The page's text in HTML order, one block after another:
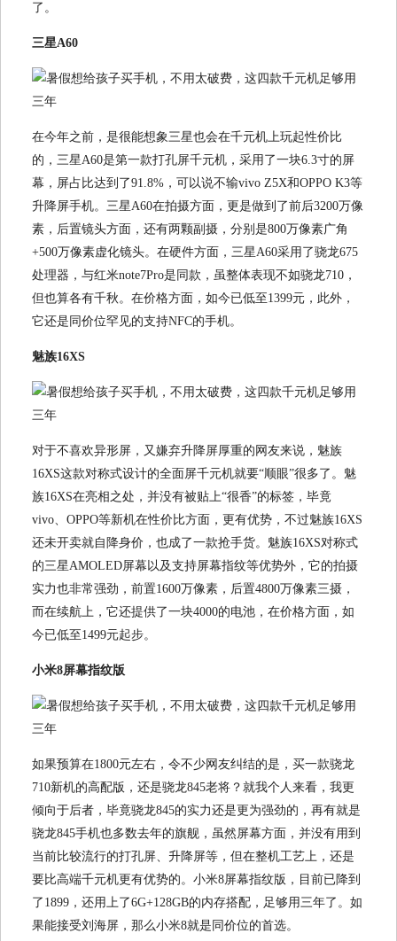
了。
三星A60
在今年之前，是很能想象三星也会在千元机上玩起性价比
的，三星A60是第一款打孔屏千元机，采用了一块6.3寸的屏
幕，屏占比达到了91.8%，可以说不输vivo Z5X和OPPO K3等
升降屏手机。三星A60在拍摄方面，更是做到了前后3200万像
素，后置镜头方面，还有两颗副摄，分别是800万像素广角
+500万像素虚化镜头。在硬件方面，三星A60采用了骁龙675
处理器，与红米note7Pro是同款，虽整体表现不如骁龙710，
但也算各有千秋。在价格方面，如今已低至1399元，此外，
它还是同价位罕见的支持NFC的手机。
魅族16XS
对于不喜欢异形屏，又嫌弃升降屏厚重的网友来说，魅族
16XS这款对称式设计的全面屏千元机就要“顺眼”很多了。魅
族16XS在亮相之处，并没有被贴上“很香”的标签，毕竟
vivo、OPPO等新机在性价比方面，更有优势，不过魅族16XS
还未开卖就自降身价，也成了一款抢手货。魅族16XS对称式
的三星AMOLED屏幕以及支持屏幕指纹等优势外，它的拍摄
实力也非常强劲，前置1600万像素，后置4800万像素三摄，
而在续航上，它还提供了一块4000的电池，在价格方面，如
今已低至1499元起步。
小米8屏幕指纹版
如果预算在1800元左右，令不少网友纠结的是，买一款骁龙
710新机的高配版，还是骁龙845老将？就我个人来看，我更
倾向于后者，毕竟骁龙845的实力还是更为强劲的，再有就是
骁龙845手机也多数去年的旗舰，虽然屏幕方面，并没有用到
当前比较流行的打孔屏、升降屏等，但在整机工艺上，还是
要比高端千元机更有优势的。小米8屏幕指纹版，目前已降到
了1899，还用上了6G+128GB的内存搭配，足够用三年了。如
果能接受刘海屏，那么小米8就是同价位的首选。